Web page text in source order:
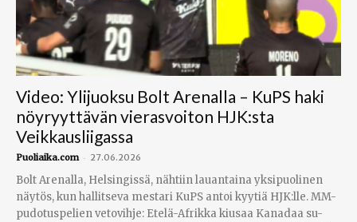
Video: Ylijuoksu Bolt Arenalla – KuPS haki
nöyryyttävän vierasvoiton HJK:sta
Veikkausliigassa
Puoliaika.com - 27.06.2026
Bolt Arenalla, Helsingissä, nähtiin lauantaina yksipuolinen
näytös, kun hallitseva mestari KuPS antoi kyytiä HJK:lle. MM-
pudotuspelien vetovihje: Etelä-Afrikka kiusaa Kanadaa su-